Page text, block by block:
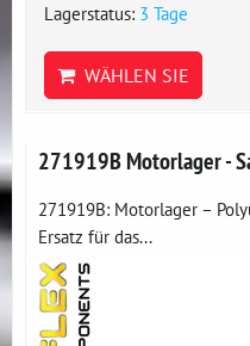
Lagerstatus: 3 Tage
WÄHLEN SIE
271919B Motorlager -
271919B: Motorlager –
Ersatz für das...